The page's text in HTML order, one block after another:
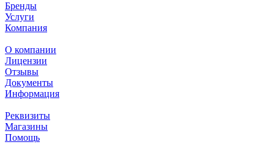
Бренды
Услуги
Компания
О компании
Лицензии
Отзывы
Документы
Информация
Реквизиты
Магазины
Помощь